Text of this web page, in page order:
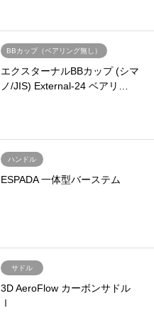
BBカップ（ベアリング無し）
エクスターナルBBカップ (シマ
ノ/JIS) External-24 ベアリ…
ハンドル
ESPADA 一体型バーステム
サドル
3D AeroFlow カーボンサドル
Ⅰ